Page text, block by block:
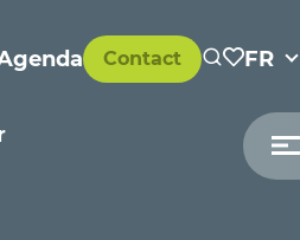
Contact FR